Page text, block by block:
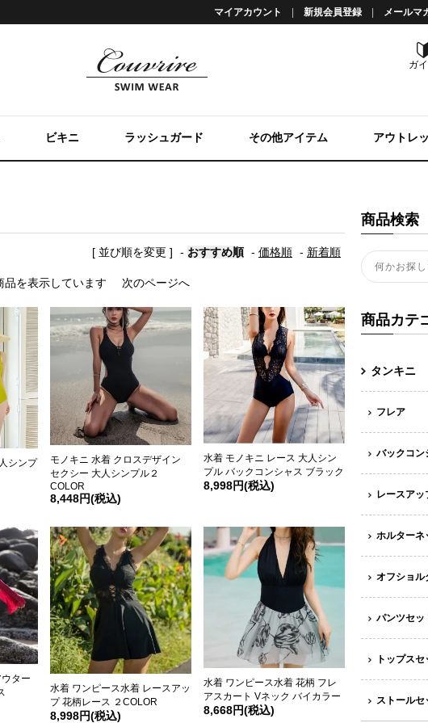
マイアカウント 新規会員登録 メールマ
ガ
ビキニ ラッシュガード その他アイテム アウトレ
[ 並び順を変更 ] - おすすめ順 - 価格順 - 新着順
を表示しています 次のページへ
シンプ
モノキニ 水着 クロスデザイン
セクシー 大人シンプル２
COLOR
8,448円(税込)
水着 モノキニ レース 大人シン
プル バックコンシャス ブラック
8,998円(税込)
ター
水着 ワンピース水着 レースアッ
プ 花柄レース ２COLOR
8,998円(税込)
水着 ワンピース水着 花柄 フレ
アスカート Vネック バイカラー
8,668円(税込)
商品検索
商品カテ
タンキニ
フレア
バックコン
レースアッ
ホルターネ
オフショル
パンツセッ
トップスセ
ストールセ